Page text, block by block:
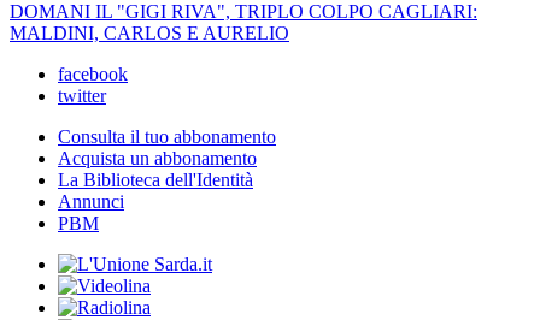
DOMANI IL "GIGI RIVA", TRIPLO COLPO CAGLIARI:
MALDINI, CARLOS E AURELIO
facebook
twitter
Consulta il tuo abbonamento
Acquista un abbonamento
La Biblioteca dell'Identità
Annunci
PBM